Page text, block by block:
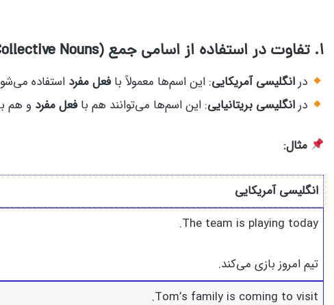
۱. تفاوت در استفاده از اسامی جمع (Collective Nouns)
درانگلیسی آمریکایی: این اسم‌ها معمولاً بافعل مفرد استفاده
درانگلیسی بریتانیایی: این اسم‌ها می‌توانند هم بافعل مفرد و هم
مثال:
انگلیسی آمریکایی
The team is playing today.
تیم امروز بازی می‌کند.
Tom’s family is coming to visit.